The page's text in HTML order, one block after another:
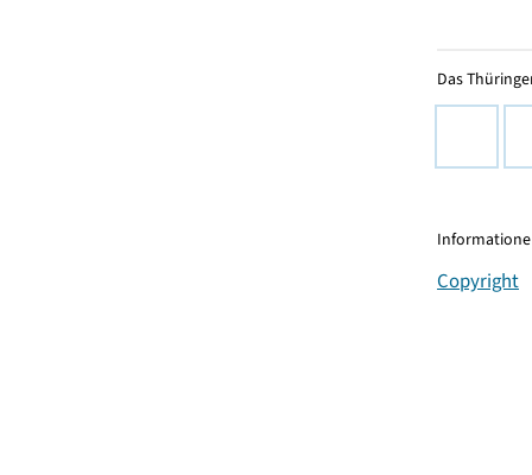
Das
Copyright